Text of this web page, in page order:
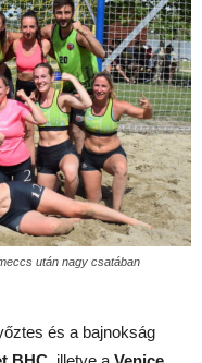
után nagy csatában
és a bajnokság